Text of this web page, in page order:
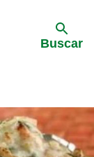
Buscar